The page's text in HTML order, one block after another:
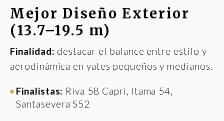
Mejor Diseño Exterior
(13.7–19.5 m)
Finalidad: destacar el balance entre estilo y
aerodinámica en yates pequeños y medianos.
Finalistas: Riva 58 Capri, Itama 54,
Santasevera S52